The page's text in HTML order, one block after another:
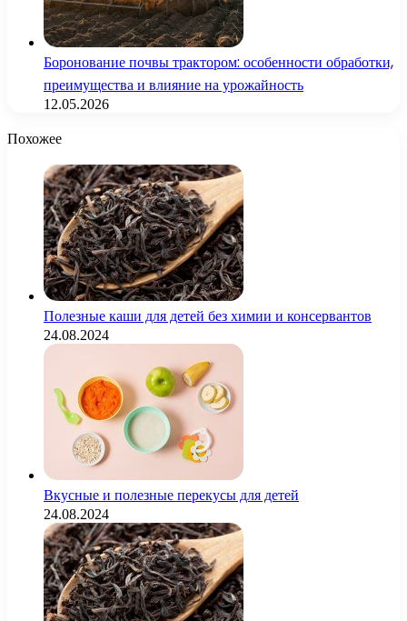
Боронование почвы трактором: особенности обработки,
преимущества и влияние на урожайность
12.05.2026
Похожее
Полезные каши для детей без химии и консервантов
24.08.2024
Вкусные и полезные перекусы для детей
24.08.2024